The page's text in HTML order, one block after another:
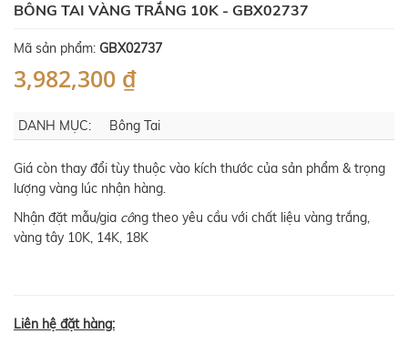
BÔNG TAI VÀNG TRẮNG 10K - GBX02737
Mã sản phẩm: GBX02737
3,982,300 ₫
DANH MỤC: Bông Tai
Giá còn thay đổi tùy thuộc vào kích thước của sản phẩm & trọng
lượng vàng lúc nhận hàng.
Nhận đặt mẫu/gia công theo yêu cầu với chất liệu vàng trắng,
vàng tây 10K, 14K, 18K
Liên hệ đặt hàng: